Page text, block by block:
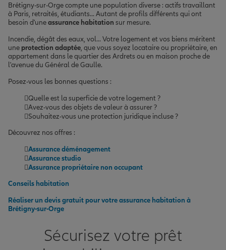
Brétigny-sur-Orge compte une population diverse : actifs travaillant
à Paris, retraités, étudiants... Autant de profils différents qui ont
besoin d'uneassurance habitation sur mesure.
Incendie, dégât des eaux, vol... Votre logement et vos biens méritent
une protection adaptée, que vous soyez locataire ou propriétaire, en
appartement dans le quartier des Ardrets ou en maison proche de
l'avenue du Général de Gaulle.
Posez-vous les bonnes questions :
Quelle est la superficie de votre logement ?
Avez-vous des objets de valeur à assurer ?
Souhaitez-vous une protection juridique incluse ?
Découvrez nos offres :
Assurance déménagement
Assurance studio
Assurance propriétaire non occupant
Conseils habitation
Réaliser un devis gratuit pour votre assurance habitation à
Brétigny-sur-Orge
Sécurisez votre prêt